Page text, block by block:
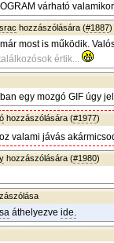
várható
hozzászólására (#1887)
most is működik.
értik...
egy mozgó GIF úgy
hozzászólására (#1977)
valami jávás
hozzászólására (#1980)
áthelyezve ide.